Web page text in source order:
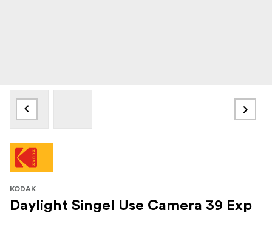
KODAK
Daylight Singel Use Camera 39 Exp